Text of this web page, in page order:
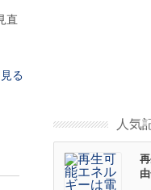
直
る
人気